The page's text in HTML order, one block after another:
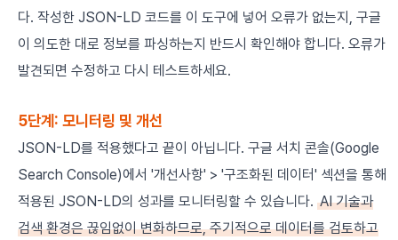
다. 작성한 JSON-LD 코드를 이 도구에 넣어 오류가 없는지, 구글
이 의도한 대로 정보를 파싱하는지 반드시 확인해야 합니다. 오류가
발견되면 수정하고 다시 테스트하세요.
5단계: 모니터링 및 개선
JSON-LD를 적용했다고 끝이 아닙니다. 구글 서치 콘솔(Google
Search Console)에서 '개선사항' > '구조화된 데이터' 섹션을 통해
적용된 JSON-LD의 성과를 모니터링할 수 있습니다. AI 기술과
검색 환경은 끊임없이 변화하므로, 주기적으로 데이터를 검토하고